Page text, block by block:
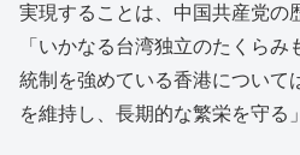
実現することは、中国共産党の
「いかなる台湾独立のたくらみ
統制を強めている香港について
を維持し、長期的な繁栄を守る